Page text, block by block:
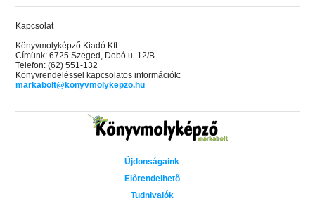
Kapcsolat
Könyvmolyképző Kiadó Kft.
Címünk: 6725 Szeged, Dobó u. 12/B
Telefon: (62) 551-132
Könyvrendeléssel kapcsolatos információk:
markabolt@konyvmolykepzo.hu
Újdonságaink
Előrendelhető
Tudnivalók